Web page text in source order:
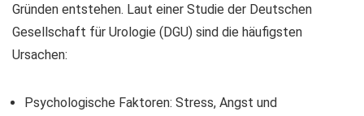
Gründen entstehen. Laut einer Studie der Deutschen
Gesellschaft für Urologie (DGU) sind die häufigsten
Ursachen:
Psychologische Faktoren: Stress, Angst und